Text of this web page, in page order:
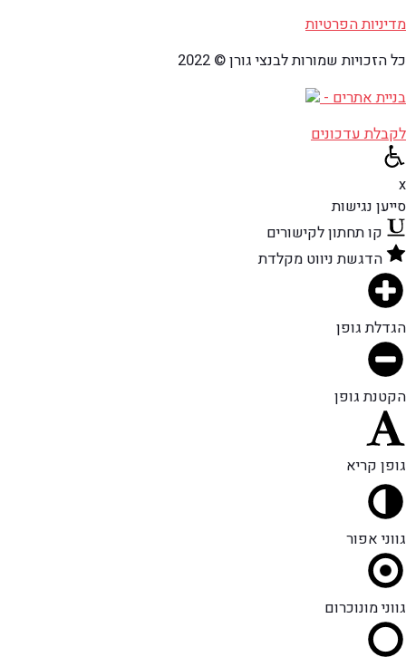
מדיניות הפרטיות
כל הזכויות שמורות לבנצי גורן © 2022
בניית אתרים -
לקבלת עדכונים
x
סייען נגישות
קו תחתון לקישורים
הדגשת ניווט מקלדת
הגדלת גופן
הקטנת גופן
גופן קריא
גווני אפור
גווני מונוכרום